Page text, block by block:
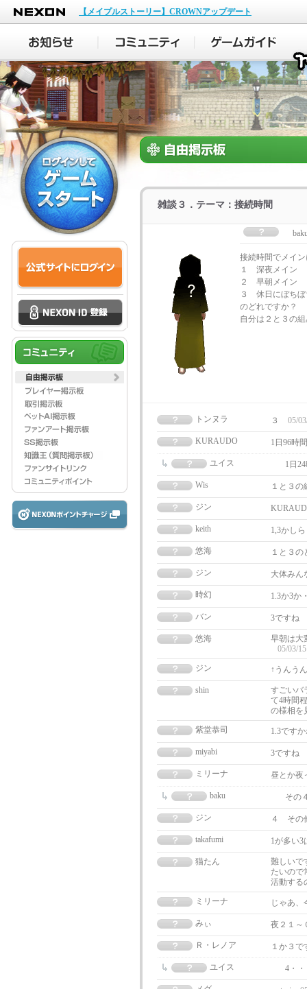
NEXON
【メイプルストーリー】CROWNアップデート
雑談３．テーマ：接続時間
接続時間でメイ
１ 深夜メイン
２ 早朝メイン
３ 休日にぼちぼ
のどれですか？
自分は２と３の
トンヌラ ３ 05/
KURAUDO 1日96時
ユイス 1日
Wis １と３
ジン
keith 1,3かしら
悠海 １と３
ジン 大体みん
時幻 1.3か3か
バン 3ですね
悠海
早朝は大
05/03/
ジン
↑うんう
shin
すごいバ
て4時間
の様相を
紫堂恭司
1.3です
miyabi 3ですね
ミリーナ 昼とか夜
baku その
ジン ４ その
takafumi 1が多い
猫たん
難しいで
たいので
活動する
ミリーナ
じゃあ
みぃ 夜２１～
Ｒ・レノア １か３
ユイス 4・